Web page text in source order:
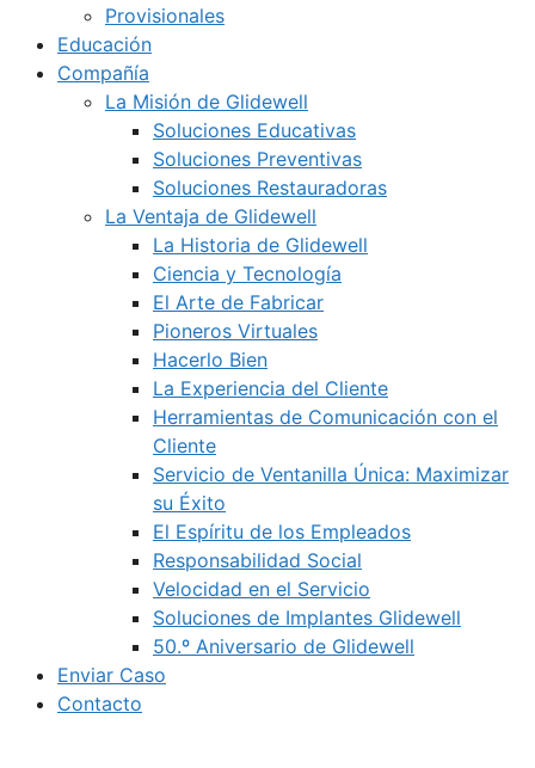
Provisionales
Educación
Compañía
La Misión de Glidewell
Soluciones Educativas
Soluciones Preventivas
Soluciones Restauradoras
La Ventaja de Glidewell
La Historia de Glidewell
Ciencia y Tecnología
El Arte de Fabricar
Pioneros Virtuales
Hacerlo Bien
La Experiencia del Cliente
Herramientas de Comunicación con el
Cliente
Servicio de Ventanilla Única: Maximizar
su Éxito
El Espíritu de los Empleados
Responsabilidad Social
Velocidad en el Servicio
Soluciones de Implantes Glidewell
50.º Aniversario de Glidewell
Enviar Caso
Contacto